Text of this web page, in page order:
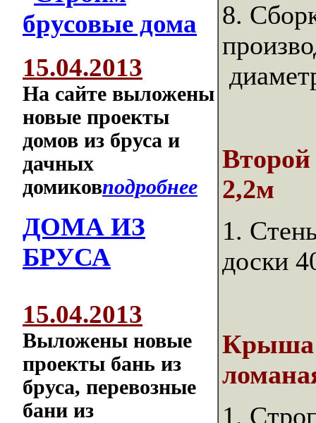
15.04.2013
На сайте выложены
новые проекты
домов из бруса и
дачных
домиковподробнее
ДОМА ИЗ
БРУСА
15.04.2013
Выложены новые
проекты бань из
бруса, перевозные
бани из
8.
2,2м
1.
доски
Крыша
1.